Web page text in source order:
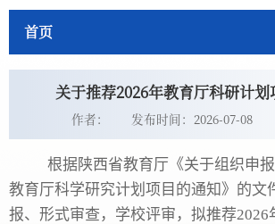
首页
关于推荐2026年教育厅科研计
作者： 发布时间：2026-07-08
根据陕西省教育厅 《关于组织申报
教育厅科学研究计划项目的通知 》 的文
报、 形式审查 ， 学校评审， 拟推荐2026